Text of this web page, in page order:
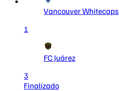
Vancouver Whitecaps
1
FC Juárez
3
Finalizado